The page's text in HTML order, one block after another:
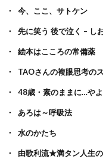
今、ここ、サトケン
先に笑う 後で泣く – し
絵本はこころの常備薬
TAOさんの複眼思考の
48歳・素のままに…や
あろは～呼吸法
水のかたち
由歌利流★満タン人生の